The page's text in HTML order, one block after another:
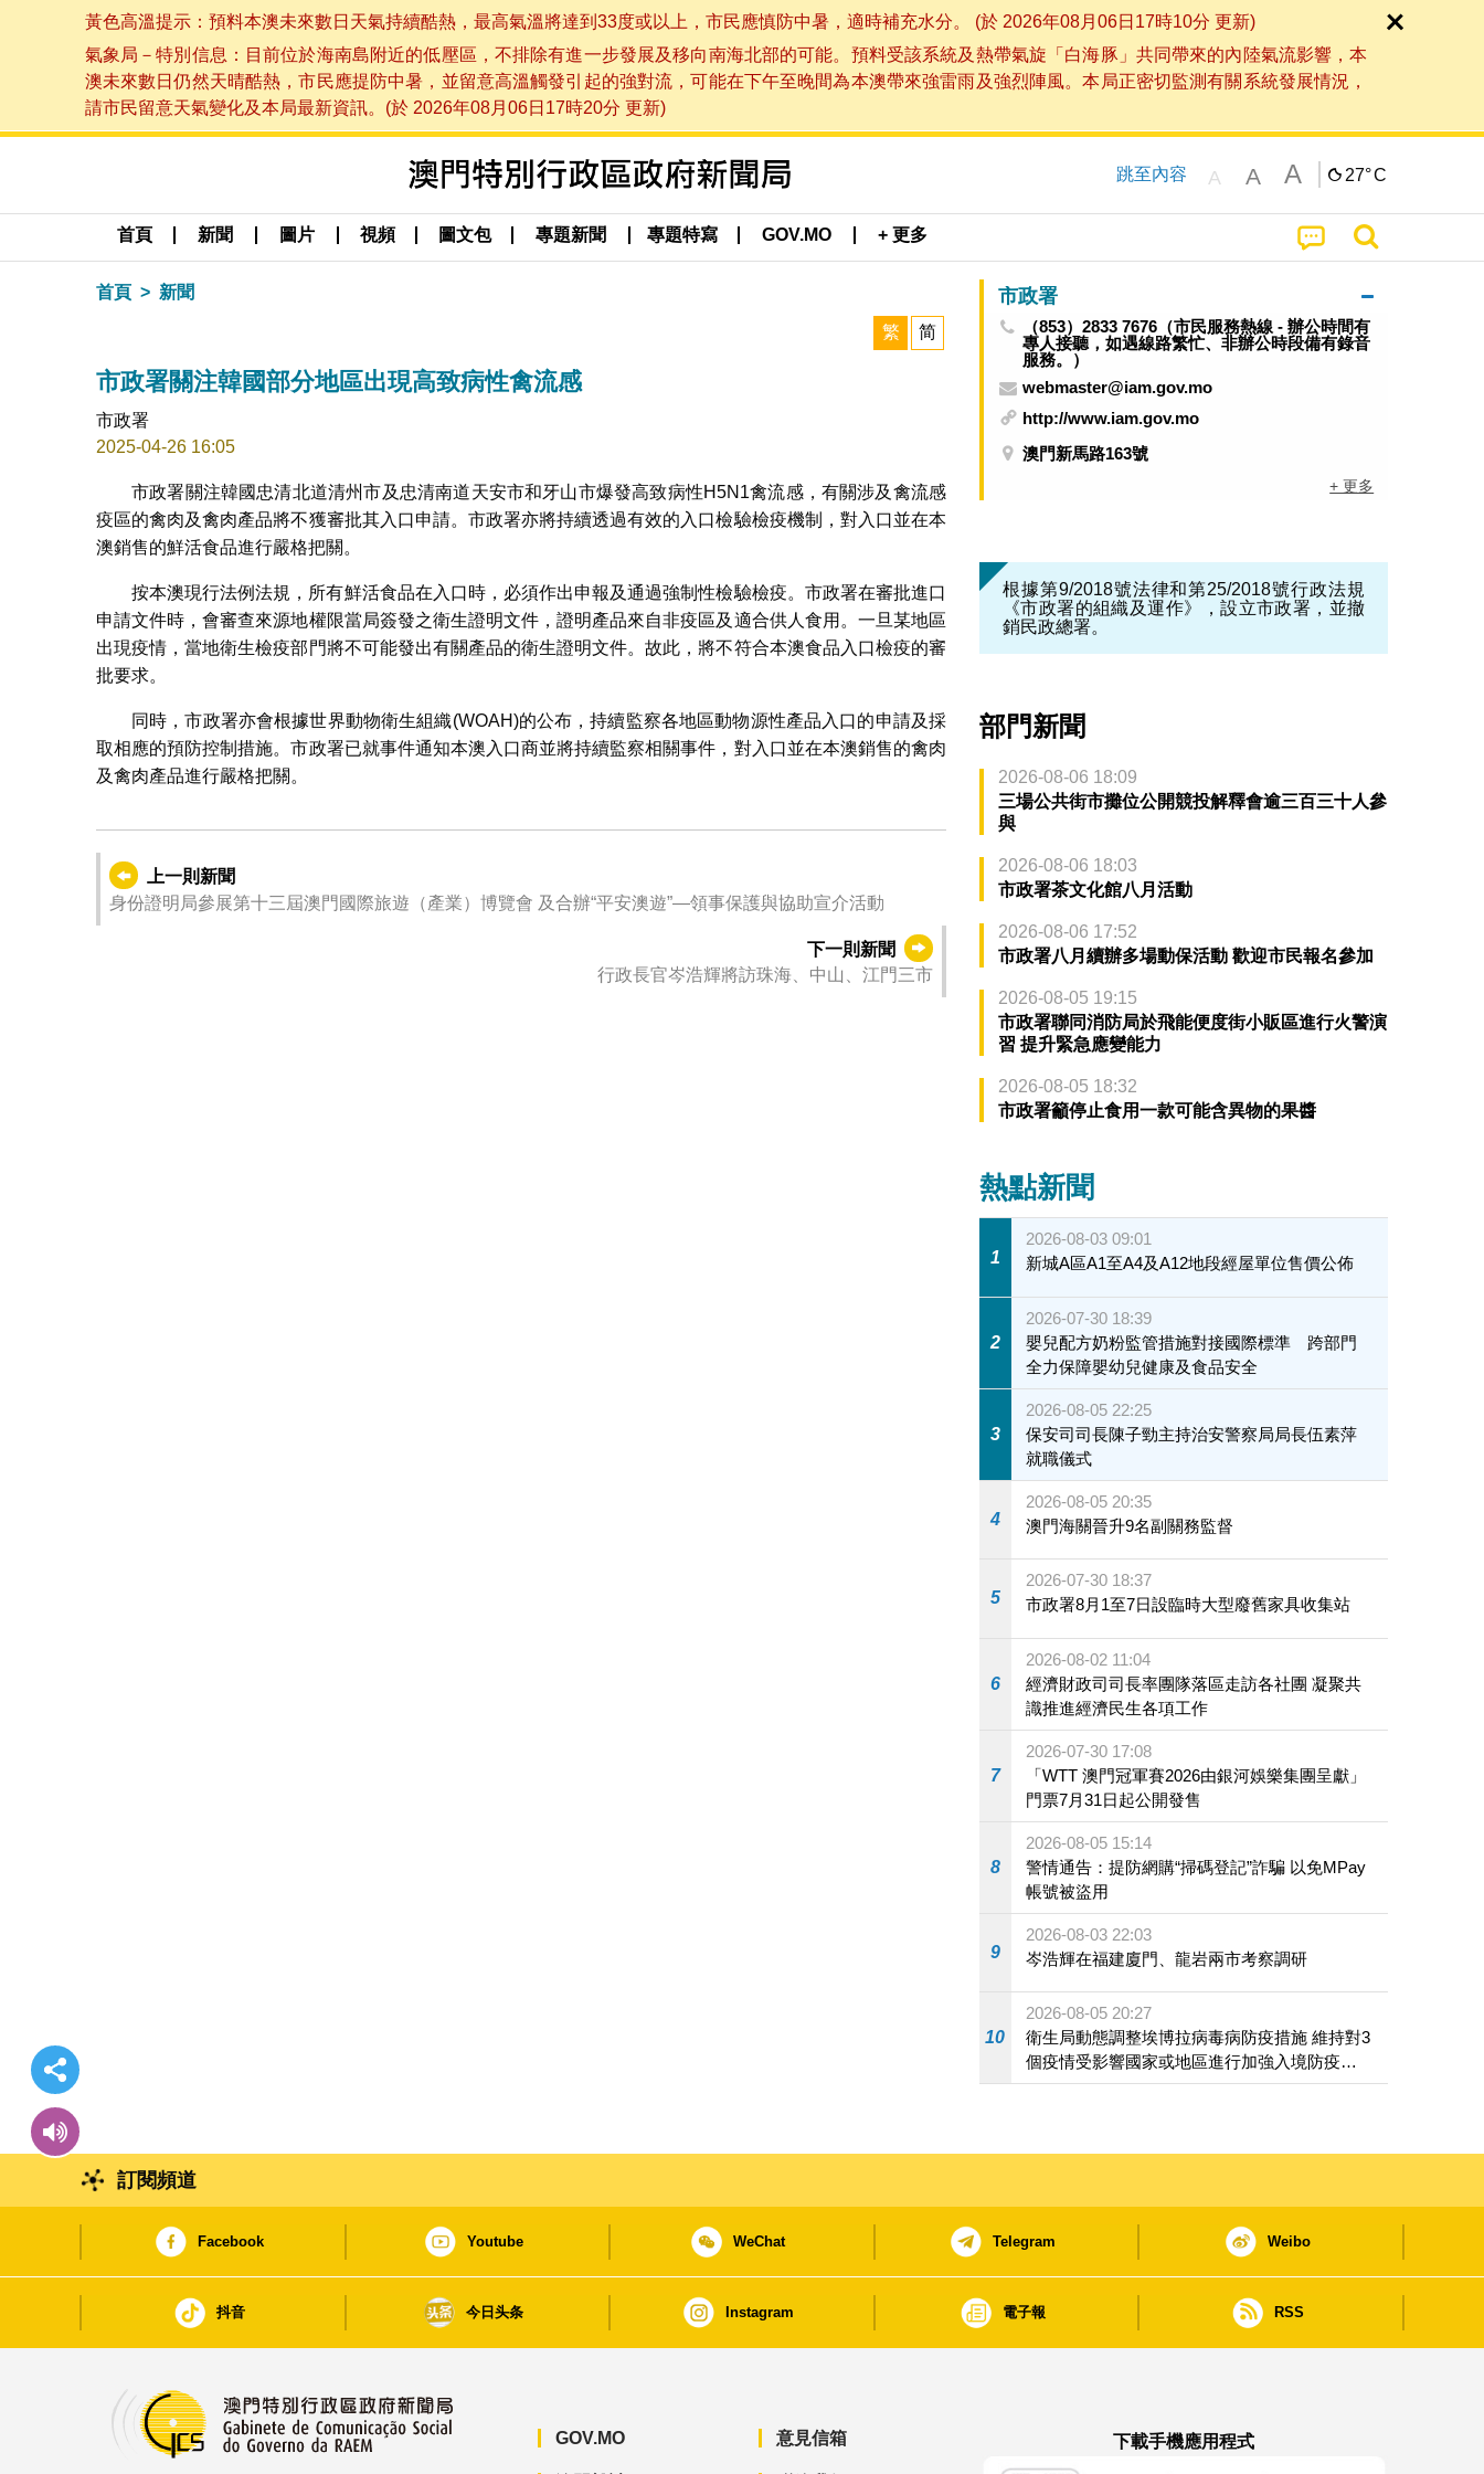
黃色高溫提示：預料本澳未來數日天氣持續酷熱，最高氣溫將達到33度或以上，市民應慎防中暑，適時補充水分。 (於 2026年08月06日17時10分 更新)
氣象局－特別信息：目前位於海南島附近的低壓區，不排除有進一步發展及移向南海北部的可能。預料受該系統及熱帶氣旋「白海豚」共同帶來的內陸氣流影響，本
澳未來數日仍然天晴酷熱，市民應提防中暑，並留意高溫觸發引起的強對流，可能在下午至晚間為本澳帶來強雷雨及強烈陣風。本局正密切監測有關系統發展情況，
請市民留意天氣變化及本局最新資訊。(於 2026年08月06日17時20分 更新)
跳至內容 A A A 27°C
首頁 新聞 圖片 視頻 圖文包 專題新聞 專題特寫 GOV.MO + 更多
首頁 新聞
繁 简
市政署關注韓國部分地區出現高致病性禽流感
市政署
2025-04-26 16:05
市政署關注韓國忠清北道清州市及忠清南道天安市和牙山市爆發高致病性H5N1禽流感，有關涉及禽流感
疫區的禽肉及禽肉產品將不獲審批其入口申請。市政署亦將持續透過有效的入口檢驗檢疫機制，對入口並在本
澳銷售的鮮活食品進行嚴格把關。
按本澳現行法例法規，所有鮮活食品在入口時，必須作出申報及通過強制性檢驗檢疫。市政署在審批進口
申請文件時，會審查來源地權限當局簽發之衛生證明文件，證明產品來自非疫區及適合供人食用。一旦某地區
出現疫情，當地衛生檢疫部門將不可能發出有關產品的衛生證明文件。故此，將不符合本澳食品入口檢疫的審
批要求。
同時，市政署亦會根據世界動物衛生組織(WOAH)的公布，持續監察各地區動物源性產品入口的申請及採
取相應的預防控制措施。市政署已就事件通知本澳入口商並將持續監察相關事件，對入口並在本澳銷售的禽肉
及禽肉產品進行嚴格把關。
上一則新聞
身份證明局參展第十三屆澳門國際旅遊（產業）博覽會 及合辦“平安澳遊”—領事保護與協助宣介活動
下一則新聞
行政長官岑浩輝將訪珠海、中山、江門三市
市政署
（853）2833 7676（市民服務熱線 - 辦公時間有
專人接聽，如遇線路繁忙、非辦公時段備有錄音
服務。）
webmaster@iam.gov.mo
http://www.iam.gov.mo
澳門新馬路163號
+ 更多
根據第9/2018號法律和第25/2018號行政法規
《市政署的組織及運作》，設立市政署，並撤
銷民政總署。
部門新聞
2026-08-06 18:09
三場公共街市攤位公開競投解釋會逾三百三十人參
與
2026-08-06 18:03
市政署茶文化館八月活動
2026-08-06 17:52
市政署八月續辦多場動保活動 歡迎市民報名參加
2026-08-05 19:15
市政署聯同消防局於飛能便度街小販區進行火警演
習 提升緊急應變能力
2026-08-05 18:32
市政署籲停止食用一款可能含異物的果醬
熱點新聞
1
2026-08-03 09:01
新城A區A1至A4及A12地段經屋單位售價公佈
2
2026-07-30 18:39
嬰兒配方奶粉監管措施對接國際標準 跨部門
全力保障嬰幼兒健康及食品安全
3
2026-08-05 22:25
保安司司長陳子勁主持治安警察局局長伍素萍
就職儀式
4
2026-08-05 20:35
澳門海關晉升9名副關務監督
5
2026-07-30 18:37
市政署8月1至7日設臨時大型廢舊家具收集站
6
2026-08-02 11:04
經濟財政司司長率團隊落區走訪各社團 凝聚共
識推進經濟民生各項工作
7
2026-07-30 17:08
「WTT 澳門冠軍賽2026由銀河娛樂集團呈獻」
門票7月31日起公開發售
8
2026-08-05 15:14
警情通告：提防網購“掃碼登記”詐騙 以免MPay
帳號被盜用
9
2026-08-03 22:03
岑浩輝在福建廈門、龍岩兩市考察調研
10
2026-08-05 20:27
衛生局動態調整埃博拉病毒病防疫措施 維持對3
個疫情受影響國家或地區進行加強入境防疫措
施
訂閱頻道
Facebook Youtube WeChat Telegram Weibo
抖音 今日头条 Instagram 電子報 RSS
GOV.MO 意見信箱
下載手機應用程式